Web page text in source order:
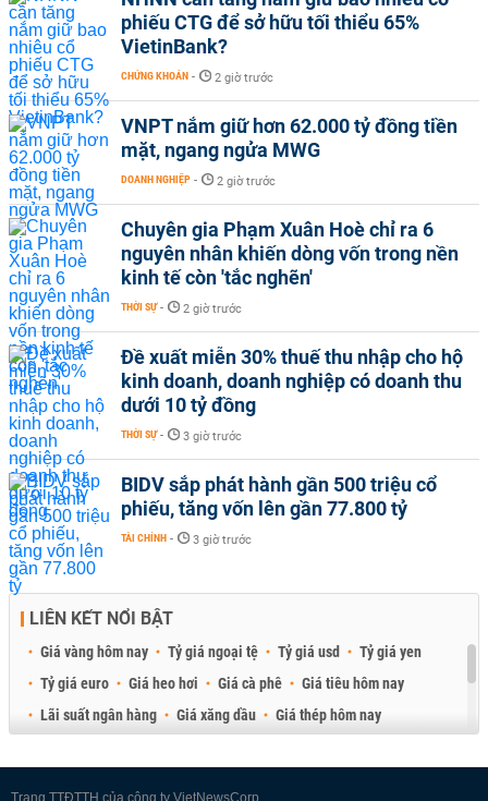
phiếu CTG để sở hữu tối thiểu 65%
VietinBank?
CHỨNG KHOÁN - 2 giờ trước
VNPT nắm giữ hơn 62.000 tỷ đồng tiền
mặt, ngang ngửa MWG
DOANH NGHIỆP - 2 giờ trước
Chuyên gia Phạm Xuân Hoè chỉ ra 6
nguyên nhân khiến dòng vốn trong nền
kinh tế còn 'tắc nghẽn'
THỜI SỰ - 2 giờ trước
Đề xuất miễn 30% thuế thu nhập cho hộ
kinh doanh, doanh nghiệp có doanh thu
dưới 10 tỷ đồng
THỜI SỰ - 3 giờ trước
BIDV sắp phát hành gần 500 triệu cổ
phiếu, tăng vốn lên gần 77.800 tỷ
TÀI CHÍNH - 3 giờ trước
LIÊN KẾT NỔI BẬT
Giá vàng hôm nay Tỷ giá ngoại tệ Tỷ giá usd
Tỷ giá yen
Tỷ giá euro
Giá heo hơi Giá cà phê
Giá tiêu hôm nay
Lãi suất ngân hàng
Giá xăng dầu
Giá thép hôm nay
Trang TTĐTTH của công ty VietNewsCorp